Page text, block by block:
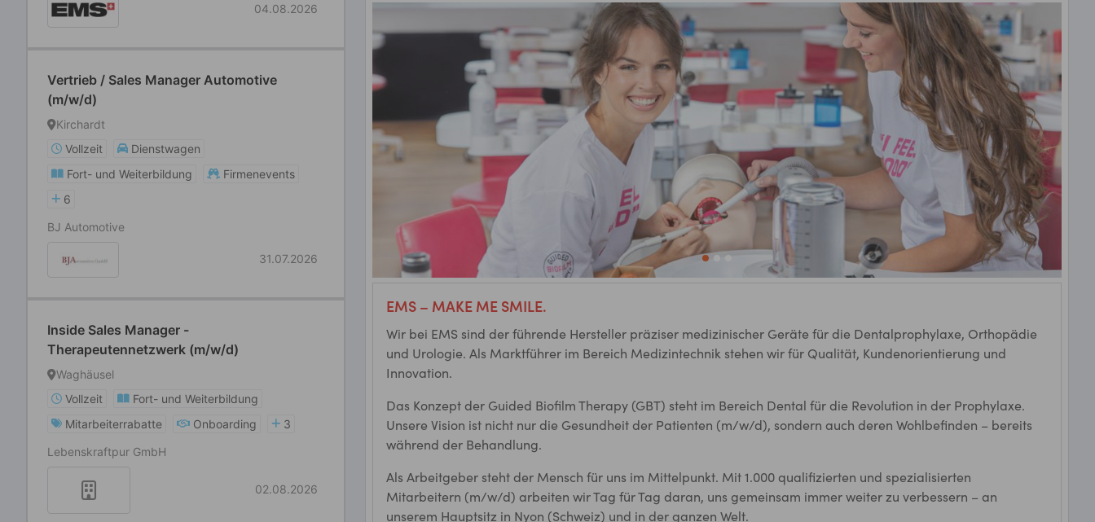
04.08.2026
Vertrieb / Sales Manager Automotive
(m/w/d)
Kirchardt
Vollzeit
Dienstwagen
Fort- und Weiterbildung
Firmenevents
6
BJ Automotive
31.07.2026
Inside Sales Manager -
Therapeutennetzwerk (m/w/d)
Waghäusel
Vollzeit
Fort- und Weiterbildung
Mitarbeiterrabatte
Onboarding
3
Lebenskraftpur GmbH
02.08.2026